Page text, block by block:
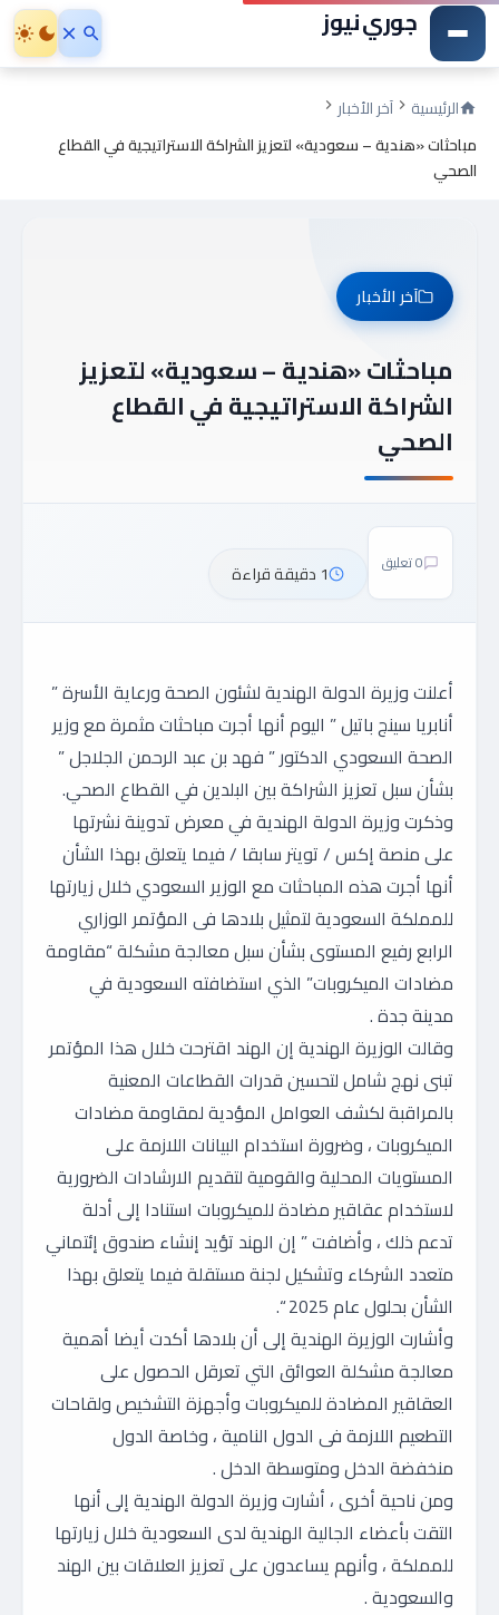
جوري نيوز
الرئيسية
آخر الأخبار
مباحثات «هندية – سعودية» لتعزيز الشراكة الاستراتيجية في القطاع
الصحي
آخر الأخبار
مباحثات «هندية – سعودية» لتعزيز
الشراكة الاستراتيجية في القطاع
الصحي
0 تعليق 1 دقيقة قراءة
أعلنت وزيرة الدولة الهندية لشئون الصحة ورعاية الأسرة ”
أنابريا سينج باتيل ” اليوم أنها أجرت مباحثات مثمرة مع وزير
الصحة السعودي الدكتور ” فهد بن عبد الرحمن الجلاجل ”
بشأن سبل تعزيز الشراكة بين البلدين في القطاع الصحي.
وذكرت وزيرة الدولة الهندية في معرض تدوينة نشرتها
على منصة إكس / تويتر سابقا / فيما يتعلق بهذا الشأن
أنها أجرت هذه المباحثات مع الوزير السعودي خلال زيارتها
للمملكة السعودية لتمثيل بلادها فى المؤتمر الوزاري
الرابع رفيع المستوى بشأن سبل معالجة مشكلة “مقاومة
مضادات الميكروبات” الذي استضافته السعودية في
مدينة جدة .
وقالت الوزيرة الهندية إن الهند اقترحت خلال هذا المؤتمر
تبنى نهج شامل لتحسين قدرات القطاعات المعنية
بالمراقبة لكشف العوامل المؤدية لمقاومة مضادات
الميكروبات ، وضرورة استخدام البيانات اللازمة على
المستويات المحلية والقومية لتقديم الارشادات الضرورية
لاستخدام عقاقير مضادة للميكروبات استنادا إلى أدلة
تدعم ذلك ، وأضافت ” إن الهند تؤيد إنشاء صندوق إئتماني
متعدد الشركاء وتشكيل لجنة مستقلة فيما يتعلق بهذا
الشأن بحلول عام 2025 “.
وأشارت الوزيرة الهندية إلى أن بلادها أكدت أيضا أهمية
معالجة مشكلة العوائق التي تعرقل الحصول على
العقاقير المضادة للميكروبات وأجهزة التشخيص ولقاحات
التطعيم اللازمة فى الدول النامية ، وخاصة الدول
منخفضة الدخل ومتوسطة الدخل .
ومن ناحية أخرى ، أشارت وزيرة الدولة الهندية إلى أنها
التقت بأعضاء الجالية الهندية لدى السعودية خلال زيارتها
للمملكة ، وأنهم يساعدون على تعزيز العلاقات بين الهند
والسعودية .